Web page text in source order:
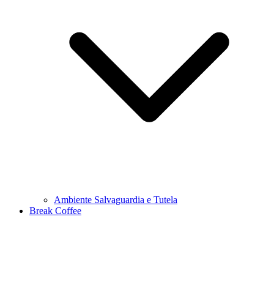
Ambiente Salvaguardia e Tutela
Break Coffee